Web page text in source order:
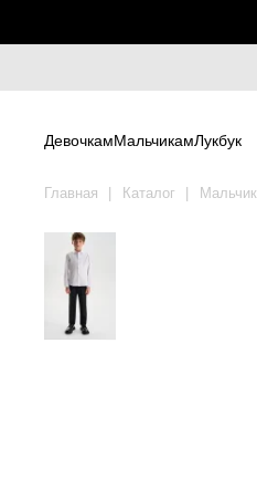
ДевочкамМальчикамЛукбук
Главная Каталог